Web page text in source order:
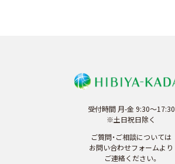
受付時間 月-金 9:30～17:30
※土日祝日除く
ご質問・ご相談については
お問い合わせフォームより
ご連絡ください。